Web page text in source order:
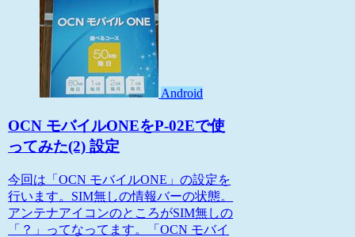
Android
OCN モバイルONEをP-02Eで使
ってみた(2) 設定
今回は「OCN モバイルONE」の設定を
行います。SIM無しの情報バーの状態。
アンテナアイコンのところがSIM無しの
「？」ってなってます。「OCN モバイ